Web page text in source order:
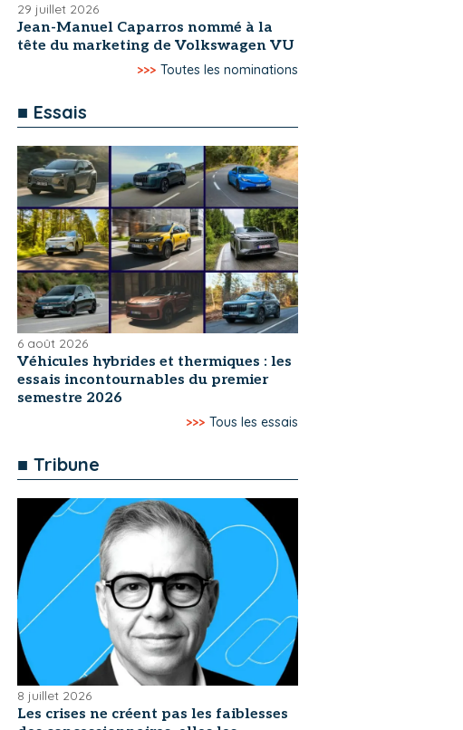
29 juillet 2026
Jean-Manuel Caparros nommé à la
tête du marketing de Volkswagen VU
>>> Toutes les nominations
■ Essais
6 août 2026
Véhicules hybrides et thermiques : les
essais incontournables du premier
semestre 2026
>>> Tous les essais
■ Tribune
8 juillet 2026
Les crises ne créent pas les faiblesses